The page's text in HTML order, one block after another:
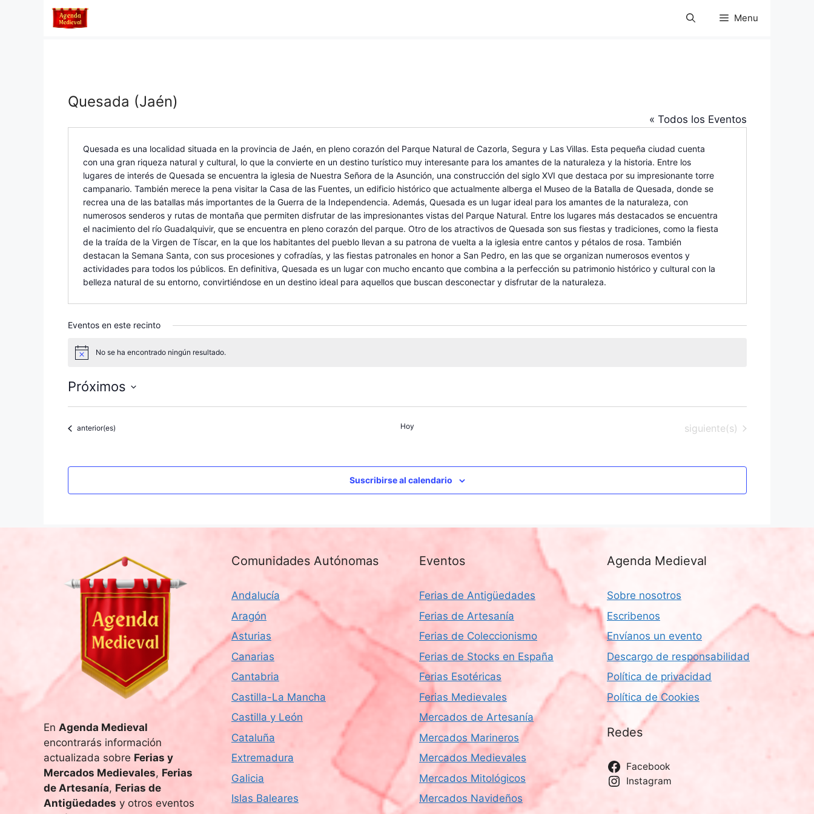
Menu
Quesada (Jaén)
« Todos los Eventos
Quesada es una localidad situada en la provincia de Jaén, en pleno corazón del Parque Natural de Cazorla, Segura y Las Villas. Esta pequeña ciudad cuenta
con una gran riqueza natural y cultural, lo que la convierte en un destino turístico muy interesante para los amantes de la naturaleza y la historia. Entre los
lugares de interés de Quesada se encuentra la iglesia de Nuestra Señora de la Asunción, una construcción del siglo XVI que destaca por su impresionante torre
campanario. También merece la pena visitar la Casa de las Fuentes, un edificio histórico que actualmente alberga el Museo de la Batalla de Quesada, donde se
recrea una de las batallas más importantes de la Guerra de la Independencia. Además, Quesada es un lugar ideal para los amantes de la naturaleza, con
numerosos senderos y rutas de montaña que permiten disfrutar de las impresionantes vistas del Parque Natural. Entre los lugares más destacados se encuentra
el nacimiento del río Guadalquivir, que se encuentra en pleno corazón del parque. Otro de los atractivos de Quesada son sus fiestas y tradiciones, como la fiesta
de la traída de la Virgen de Tíscar, en la que los habitantes del pueblo llevan a su patrona de vuelta a la iglesia entre cantos y pétalos de rosa. También
destacan la Semana Santa, con sus procesiones y cofradías, y las fiestas patronales en honor a San Pedro, en las que se organizan numerosos eventos y
actividades para todos los públicos. En definitiva, Quesada es un lugar con mucho encanto que combina a la perfección su patrimonio histórico y cultural con la
belleza natural de su entorno, convirtiéndose en un destino ideal para aquellos que buscan desconectar y disfrutar de la naturaleza.
Eventos en este recinto
s
No se ha encontrado ningún resultado.
Próximos
S
l
c
i
f
Eventos
anterior(es) Hoy Eventos
siguiente(s)
Suscribirse al calendario
En Agenda Medieval
encontrarás información
actualizada sobre Ferias y
Mercados Medievales, Ferias
de Artesanía, Ferias de
Antigüedades y otros eventos
Comunidades Autónomas
Andalucía
Aragón
Asturias
Canarias
Cantabria
Castilla-La Mancha
Castilla y León
Cataluña
Extremadura
Galicia
Islas Baleares
Eventos
Ferias de Antigüedades
Ferias de Artesanía
Ferias de Coleccionismo
Ferias de Stocks en España
Ferias Esotéricas
Ferias Medievales
Mercados de Artesanía
Mercados Marineros
Mercados Medievales
Mercados Mitológicos
Mercados Navideños
Agenda Medieval
Sobre nosotros
Escribenos
Envíanos un evento
Descargo de responsabilidad
Política de privacidad
Política de Cookies
Redes
Facebook
Instagram